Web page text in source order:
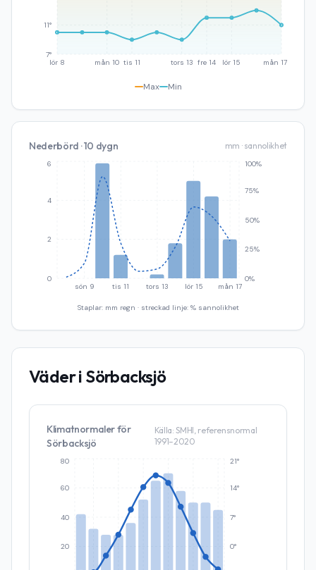
lör 8 mån 10 tis 11 tors 13 fre 14 lör 15 mån 17
7°
11°
Max Min
Nederbörd · 10 dygn mm · sannolikhet
sön 9 tis 11 tors 13 lör 15 mån 17
0
2
4
6
0%
25%
50%
75%
100%
Staplar: mm regn · streckad linje: % sannolikhet
Väder i Sörbacksjö
Klimatnormaler för
Sörbacksjö
Källa: SMHI, referensnormal
1991–2020
20
40
60
80
0°
7°
14°
21°